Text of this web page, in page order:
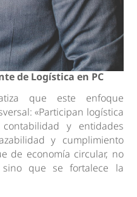
de Logística en PC
que este enfoque
«Participan logística
y entidades
y cumplimiento
de economía circular, no
que se fortalece la